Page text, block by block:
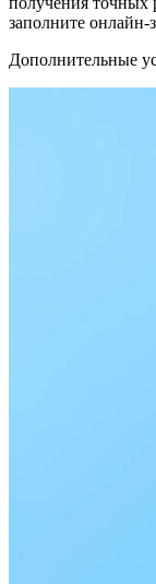
заполните онлайн-
Дополнительные